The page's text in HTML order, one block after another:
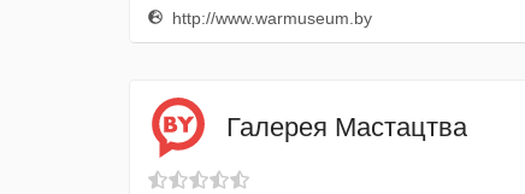
http://www.warmuseum.by
Галерея Мастацтва